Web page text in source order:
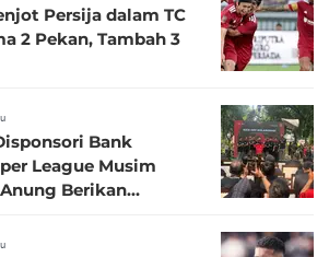
Persija dalam TC
2 Pekan, Tambah 3
Bank
League Musim
Berikan